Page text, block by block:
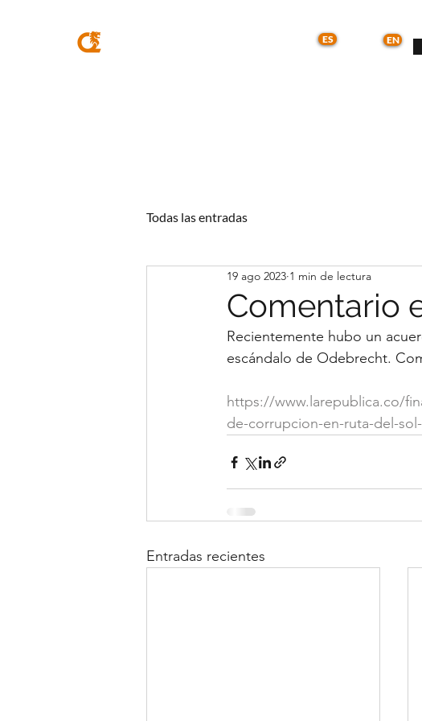
ES EN
Todas las entradas
Comentario
19 ago 2023 1 min de lectura
Recientemente hubo un
escándalo de Odebrecht.
https://www.larepublica.co/
de-corrupcion-en-ruta-del-sol-
Entradas recientes